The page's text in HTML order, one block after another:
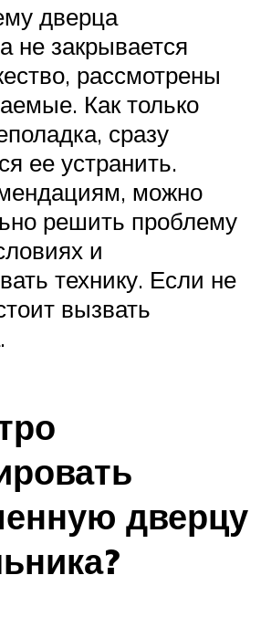
дверца
не закрывается
рассмотрены
Как только
сразу
ее устранить.
можно
решить проблему
и
технику. Если не
вызвать
дверцу